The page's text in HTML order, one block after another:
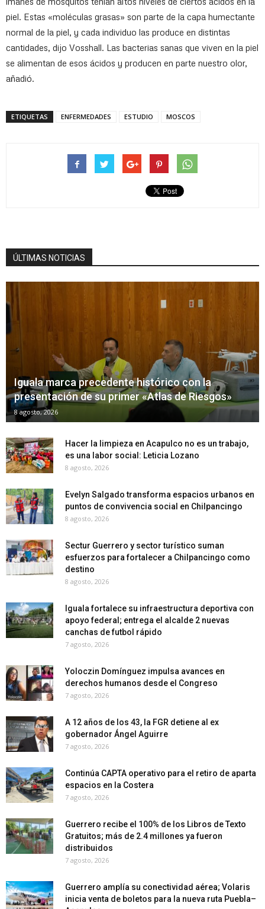
piel. Estas «moléculas grasas» son parte de la capa humectante
normal de la piel, y cada individuo las produce en distintas
cantidades, dijo Vosshall. Las bacterias sanas que viven en la piel
se alimentan de esos ácidos y producen en parte nuestro olor,
añadió.
ETIQUETAS ENFERMEDADES ESTUDIO MOSCOS
ÚLTIMAS NOTICIAS
Iguala marca precedente histórico con la
presentación de su primer «Atlas de Riesgos»
8 agosto, 2026
Hacer la limpieza en Acapulco no es un trabajo,
es una labor social: Leticia Lozano
8 agosto, 2026
Evelyn Salgado transforma espacios urbanos en
puntos de convivencia social en Chilpancingo
8 agosto, 2026
Sectur Guerrero y sector turístico suman
esfuerzos para fortalecer a Chilpancingo como
destino
8 agosto, 2026
Iguala fortalece su infraestructura deportiva con
apoyo federal; entrega el alcalde 2 nuevas
canchas de futbol rápido
7 agosto, 2026
Yoloczin Domínguez impulsa avances en
derechos humanos desde el Congreso
7 agosto, 2026
A 12 años de los 43, la FGR detiene al ex
gobernador Ángel Aguirre
7 agosto, 2026
Continúa CAPTA operativo para el retiro de aparta
espacios en la Costera
7 agosto, 2026
Guerrero recibe el 100% de los Libros de Texto
Gratuitos; más de 2.4 millones ya fueron
distribuidos
7 agosto, 2026
Guerrero amplía su conectividad aérea; Volaris
inicia venta de boletos para la nueva ruta Puebla–